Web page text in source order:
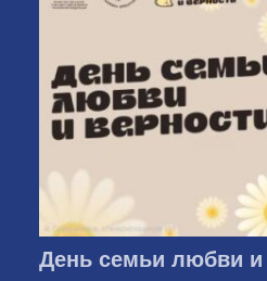
День семьи любви и